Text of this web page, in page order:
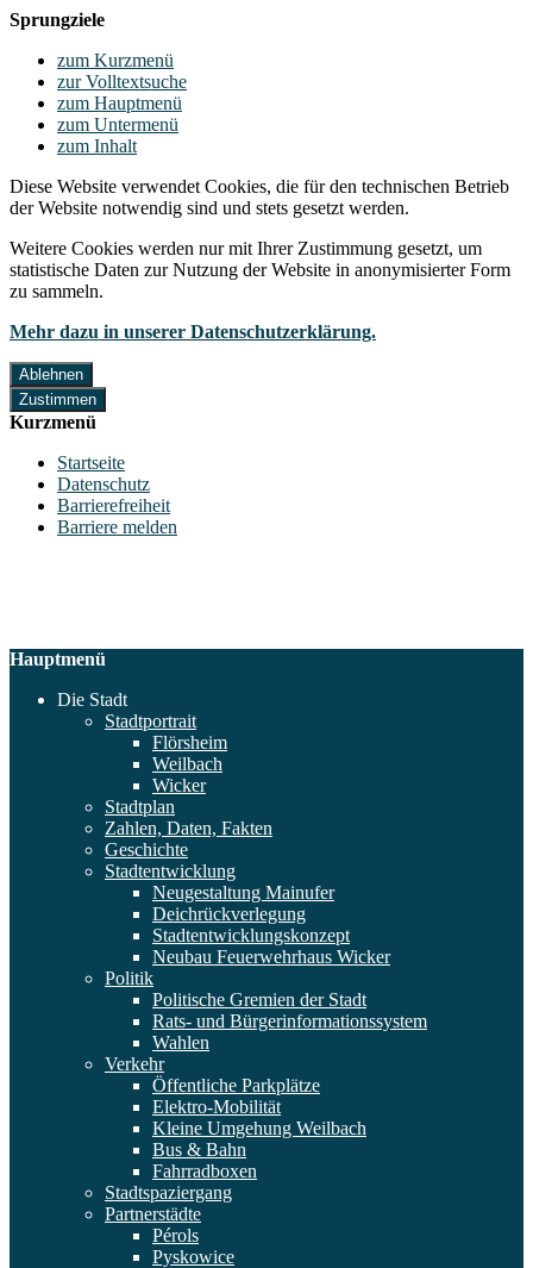
Sprungziele
zum Kurzmenü
zur Volltextsuche
zum Hauptmenü
zum Untermenü
zum Inhalt
Diese Website verwendet Cookies, die für den technischen Betrieb
der Website notwendig sind und stets gesetzt werden.
Weitere Cookies werden nur mit Ihrer Zustimmung gesetzt, um
statistische Daten zur Nutzung der Website in anonymisierter Form
zu sammeln.
Mehr dazu in unserer Datenschutzerklärung.
Ablehnen
Zustimmen
Kurzmenü
Startseite
Datenschutz
Barrierefreiheit
Barriere melden
Hauptmenü
Die Stadt
Stadtportrait
Flörsheim
Weilbach
Wicker
Stadtplan
Zahlen, Daten, Fakten
Geschichte
Stadtentwicklung
Neugestaltung Mainufer
Deichrückverlegung
Stadtentwicklungskonzept
Neubau Feuerwehrhaus Wicker
Politik
Politische Gremien der Stadt
Rats- und Bürgerinformationssystem
Wahlen
Verkehr
Öffentliche Parkplätze
Elektro-Mobilität
Kleine Umgehung Weilbach
Bus & Bahn
Fahrradboxen
Stadtspaziergang
Partnerstädte
Pérols
Pyskowice